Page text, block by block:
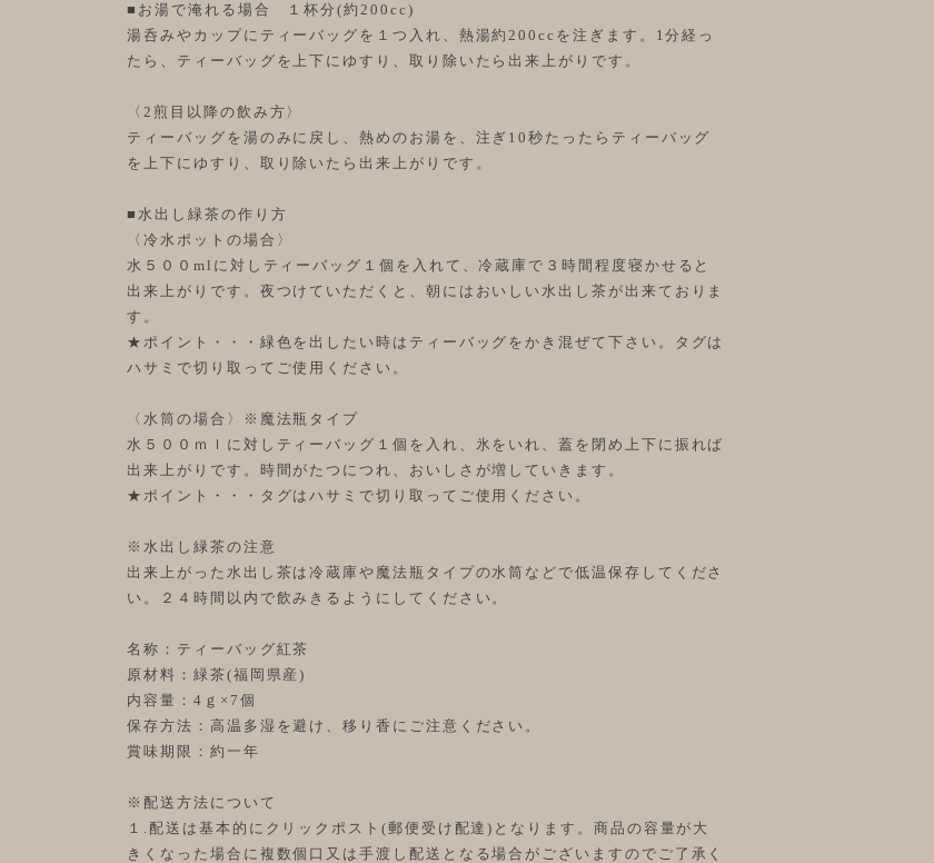
■お湯で淹れる場合 １杯分(約200cc)
湯呑みやカップにティーバッグを１つ入れ、熱湯約200ccを注ぎます。1分経っ
たら、ティーバッグを上下にゆすり、取り除いたら出来上がりです。
〈2煎目以降の飲み方〉
ティーバッグを湯のみに戻し、熱めのお湯を、注ぎ10秒たったらティーバッグ
を上下にゆすり、取り除いたら出来上がりです。
■水出し緑茶の作り方
〈冷水ポットの場合〉
水５００mlに対しティーバッグ１個を入れて、冷蔵庫で３時間程度寝かせると
出来上がりです。夜つけていただくと、朝にはおいしい水出し茶が出来ておりま
す。
★ポイント・・・緑色を出したい時はティーバッグをかき混ぜて下さい。タグは
ハサミで切り取ってご使用ください。
〈水筒の場合〉※魔法瓶タイプ
水５００ｍｌに対しティーバッグ１個を入れ、氷をいれ、蓋を閉め上下に振れば
出来上がりです。時間がたつにつれ、おいしさが増していきます。
★ポイント・・・タグはハサミで切り取ってご使用ください。
※水出し緑茶の注意
出来上がった水出し茶は冷蔵庫や魔法瓶タイプの水筒などで低温保存してくださ
い。２４時間以内で飲みきるようにしてください。
名称：ティーバッグ紅茶
原材料：緑茶(福岡県産)
内容量：4ｇ×7個
保存方法：高温多湿を避け、移り香にご注意ください。
賞味期限：約一年
※配送方法について
１.配送は基本的にクリックポスト(郵便受け配達)となります。商品の容量が大
きくなった場合に複数個口又は手渡し配送となる場合がございますのでご了承く